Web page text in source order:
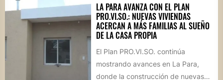
LA PARA AVANZA CON EL PLAN
PRO.VI.SO.: NUEVAS VIVIENDAS
ACERCAN A MÁS FAMILIAS AL SUEÑO
DE LA CASA PROPIA
El Plan PRO.VI.SO. continúa
mostrando avances en La Para,
donde la construcción de nuevas